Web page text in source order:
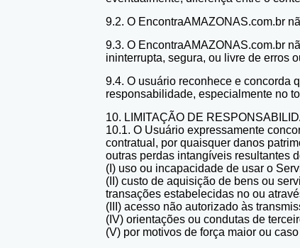
9.2. O EncontraAMAZONAS.com.br
9.3. O EncontraAMAZONAS.com.br
ininterrupta, segura, ou livre de erros
9.4. O usuário reconhece e concorda
responsabilidade, especialmente no
10. LIMITAÇÃO DE
10.1. O Usuário expressamente
contratual, por quaisquer danos
outras perdas intangíveis resultantes
(I) uso ou incapacidade de usar o
(II) custo de aquisição de bens ou
transações estabelecidas no ou
(III) acesso não autorizado às
(IV) orientações ou condutas de
(V) por motivos de força maior ou